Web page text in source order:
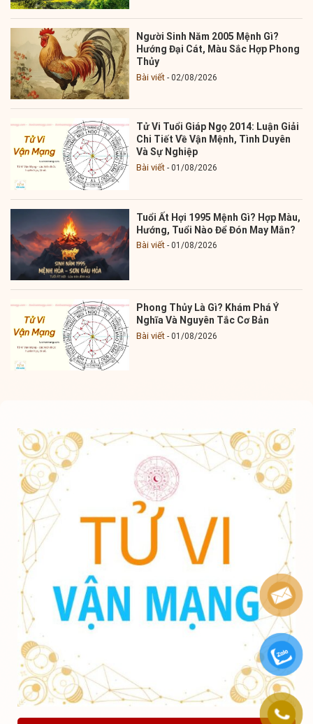
Người Sinh Năm 2005 Mệnh Gì?
Hướng Đại Cát, Màu Sắc Hợp Phong
Thủy
Bài viết 02/08/2026
Tử Vi Tuổi Giáp Ngọ 2014: Luận Giải
Chi Tiết Về Vận Mệnh, Tình Duyên
Và Sự Nghiệp
Bài viết 01/08/2026
Tuổi Ất Hợi 1995 Mệnh Gì? Hợp Màu,
Hướng, Tuổi Nào Để Đón May Mắn?
Bài viết 01/08/2026
Phong Thủy Là Gì? Khám Phá Ý
Nghĩa Và Nguyên Tắc Cơ Bản
Bài viết 01/08/2026